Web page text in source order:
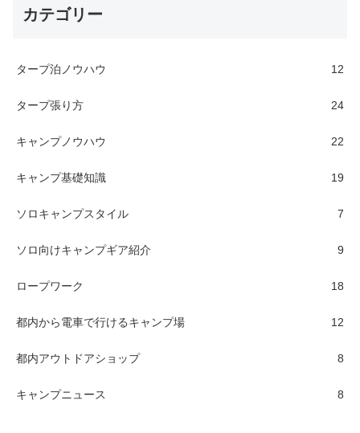
カテゴリー
タープ泊ノウハウ 12
タープ張り方 24
キャンプノウハウ 22
キャンプ基礎知識 19
ソロキャンプスタイル 7
ソロ向けキャンプギア紹介 9
ロープワーク 18
都内から電車で行けるキャンプ場 12
都内アウトドアショップ 8
キャンプニュース 8